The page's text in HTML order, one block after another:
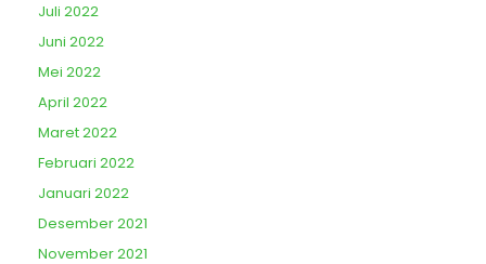
Juli 2022
Juni 2022
Mei 2022
April 2022
Maret 2022
Februari 2022
Januari 2022
Desember 2021
November 2021